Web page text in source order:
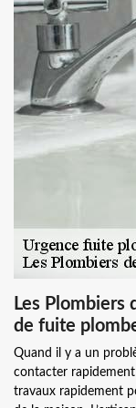
Les Plombiers
de fuite
Quand il y a un
contacter
travaux rapidement